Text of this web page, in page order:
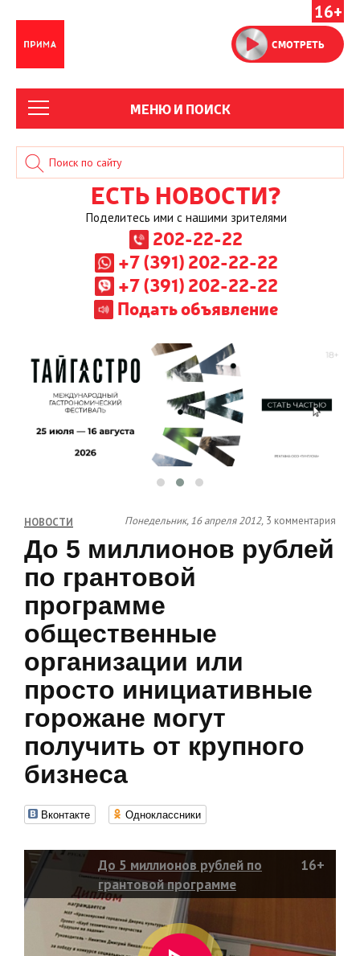
16+
СМОТРЕТЬ
МЕНЮ И ПОИСК
ЕСТЬ НОВОСТИ?
Поделитесь ими с нашими зрителями
202-22-22
+7 (391) 202-22-22
+7 (391) 202-22-22
Подать объявление
НОВОСТИ Понедельник, 16 апреля 2012, 3 комментария
До 5 миллионов рублей
по грантовой
программе
общественные
организации или
просто инициативные
горожане могут
получить от крупного
бизнеса
Вконтакте Одноклассники
До 5 миллионов рублей по
грантовой программе
общественные организации или
просто инициативные горожане
могут получить от крупного
16+